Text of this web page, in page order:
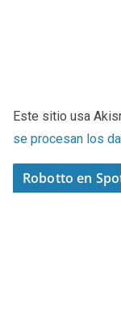
Este sitio usa
se procesan los
Robotto en